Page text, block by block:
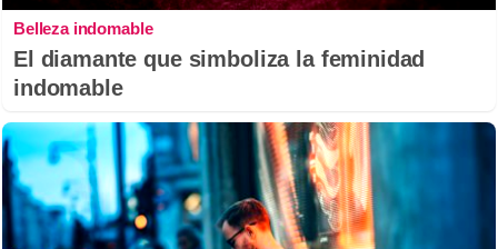
Belleza indomable
El diamante que simboliza la feminidad
indomable